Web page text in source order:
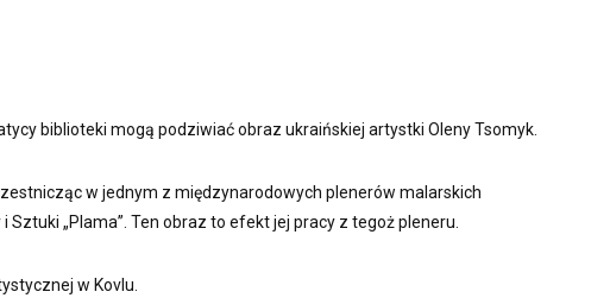
biblioteki mogą podziwiać obraz ukraińskiej artystki Oleny Tsomyk.
w jednym z międzynarodowych plenerów malarskich
„Plama”. Ten obraz to efekt jej pracy z tegoż pleneru.
w Kovlu.